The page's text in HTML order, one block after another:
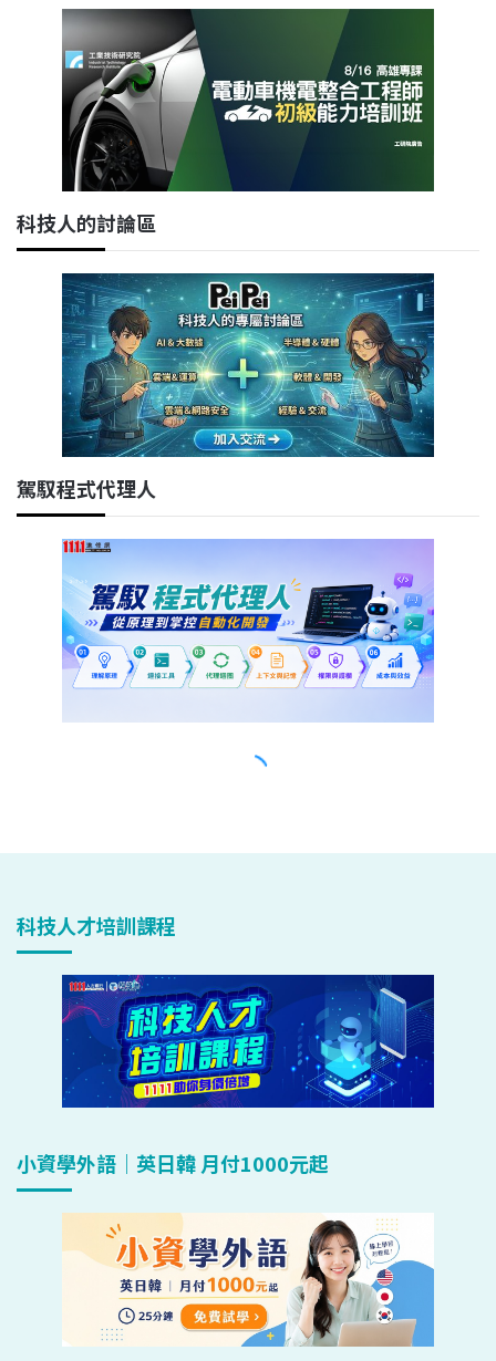
科技人才培訓課程
小資學外語｜英日韓 月付1000元起